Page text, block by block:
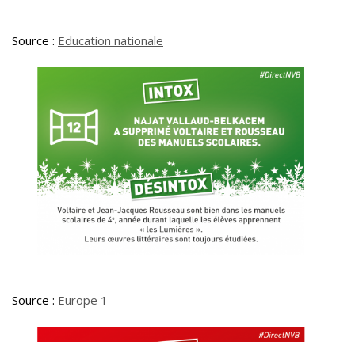
Source : Education nationale
Source : Europe 1